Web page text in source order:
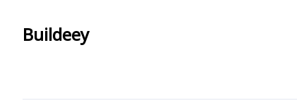
Buildeey